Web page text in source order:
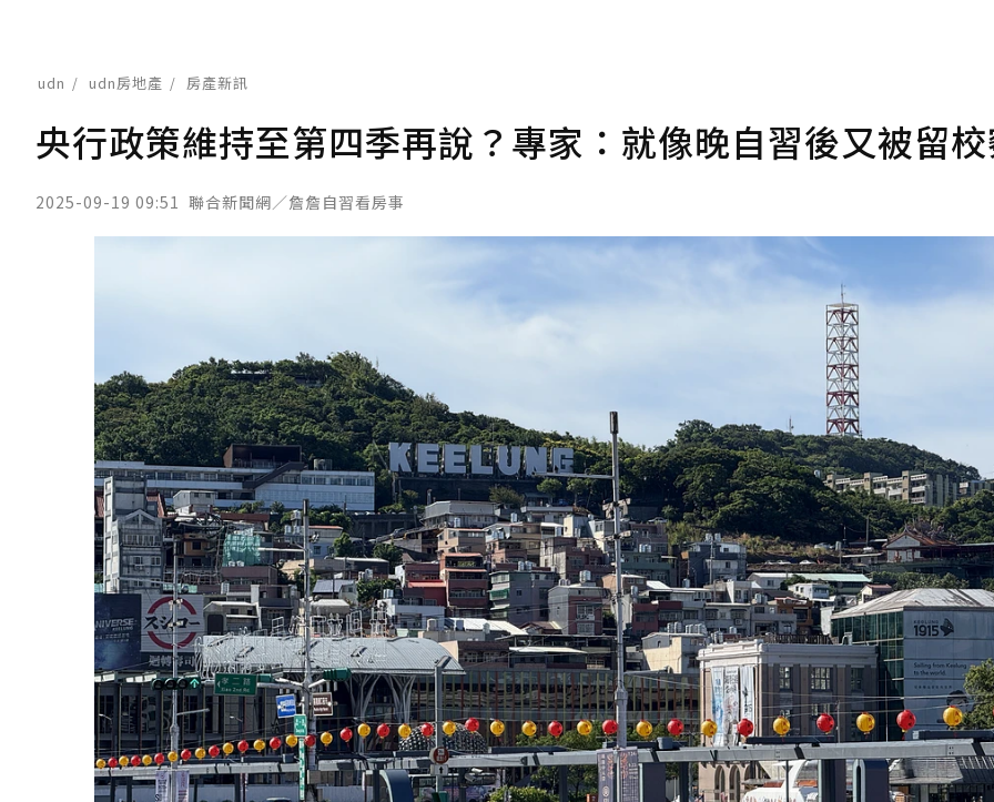
udn udn房地產 房產新訊
央行政策維持至第四季再說？專家：就像晚自習後又被留
2025-09-19 09:51 聯合新聞網／詹詹自習看房事